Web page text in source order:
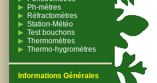
Ph-mètres
Réfractomètres
Station-Météo
Test bouchons
Thermomètres
Thermo-hygromètres
Informations Générales